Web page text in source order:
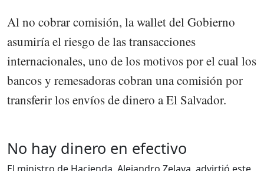
Al no cobrar comisión, la wallet del Gobierno
asumiría el riesgo de las transacciones
internacionales, uno de los motivos por el cual los
bancos y remesadoras cobran una comisión por
transferir los envíos de dinero a El Salvador.
No hay dinero en efectivo